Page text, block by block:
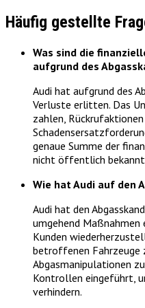
Häufig gestellte
Was sind die
aufgrund des
Audi hat aufgrund des
Verluste erlitten. Das
zahlen,
genaue Summe der
nicht öffentlich
Wie hat Audi auf den
Audi hat den
umgehend
Kunden
betroffenen Fahrzeuge
Abgasmanipulationen
Kontrollen eingeführt,
verhindern.